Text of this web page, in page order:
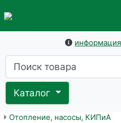
Каталог
Отопление, насосы, КИПиА